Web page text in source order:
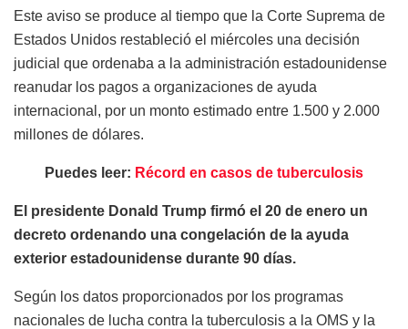
Este aviso se produce al tiempo que la Corte Suprema de
Estados Unidos restableció el miércoles una decisión
judicial que ordenaba a la administración estadounidense
reanudar los pagos a organizaciones de ayuda
internacional, por un monto estimado entre 1.500 y 2.000
millones de dólares.
Puedes leer: Récord en casos de tuberculosis
El presidente Donald Trump firmó el 20 de enero un
decreto ordenando una congelación de la ayuda
exterior estadounidense durante 90 días.
Según los datos proporcionados por los programas
nacionales de lucha contra la tuberculosis a la OMS y la